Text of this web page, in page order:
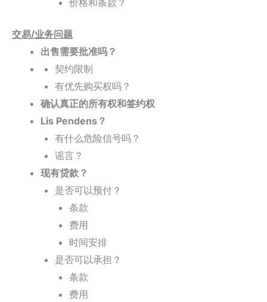
价格和条款？
交易/业务问题
出售需要批准吗？
契约限制
有优先购买权吗？
确认真正的所有权和签约权
Lis Pendens？
有什么危险信号吗？
谣言？
现有贷款？
是否可以预付？
条款
费用
时间安排
是否可以承担？
条款
费用